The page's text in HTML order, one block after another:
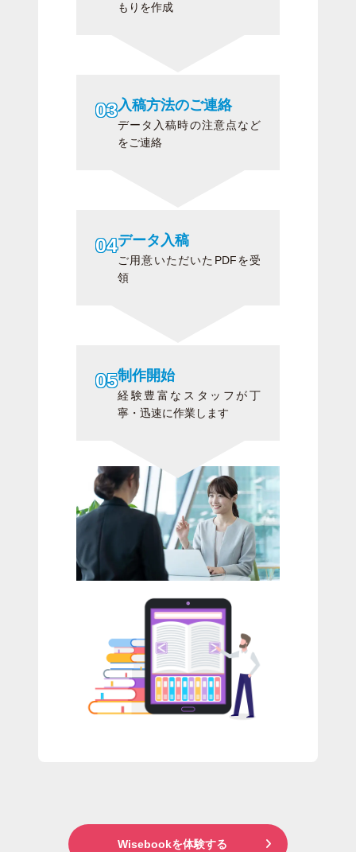
もりを作成
入稿方法のご連絡
データ入稿時の注意点など
をご連絡
データ入稿
ご用意いただいたPDFを受
領
制作開始
経験豊富なスタッフが丁
寧・迅速に作業します
Wisebookを体験する